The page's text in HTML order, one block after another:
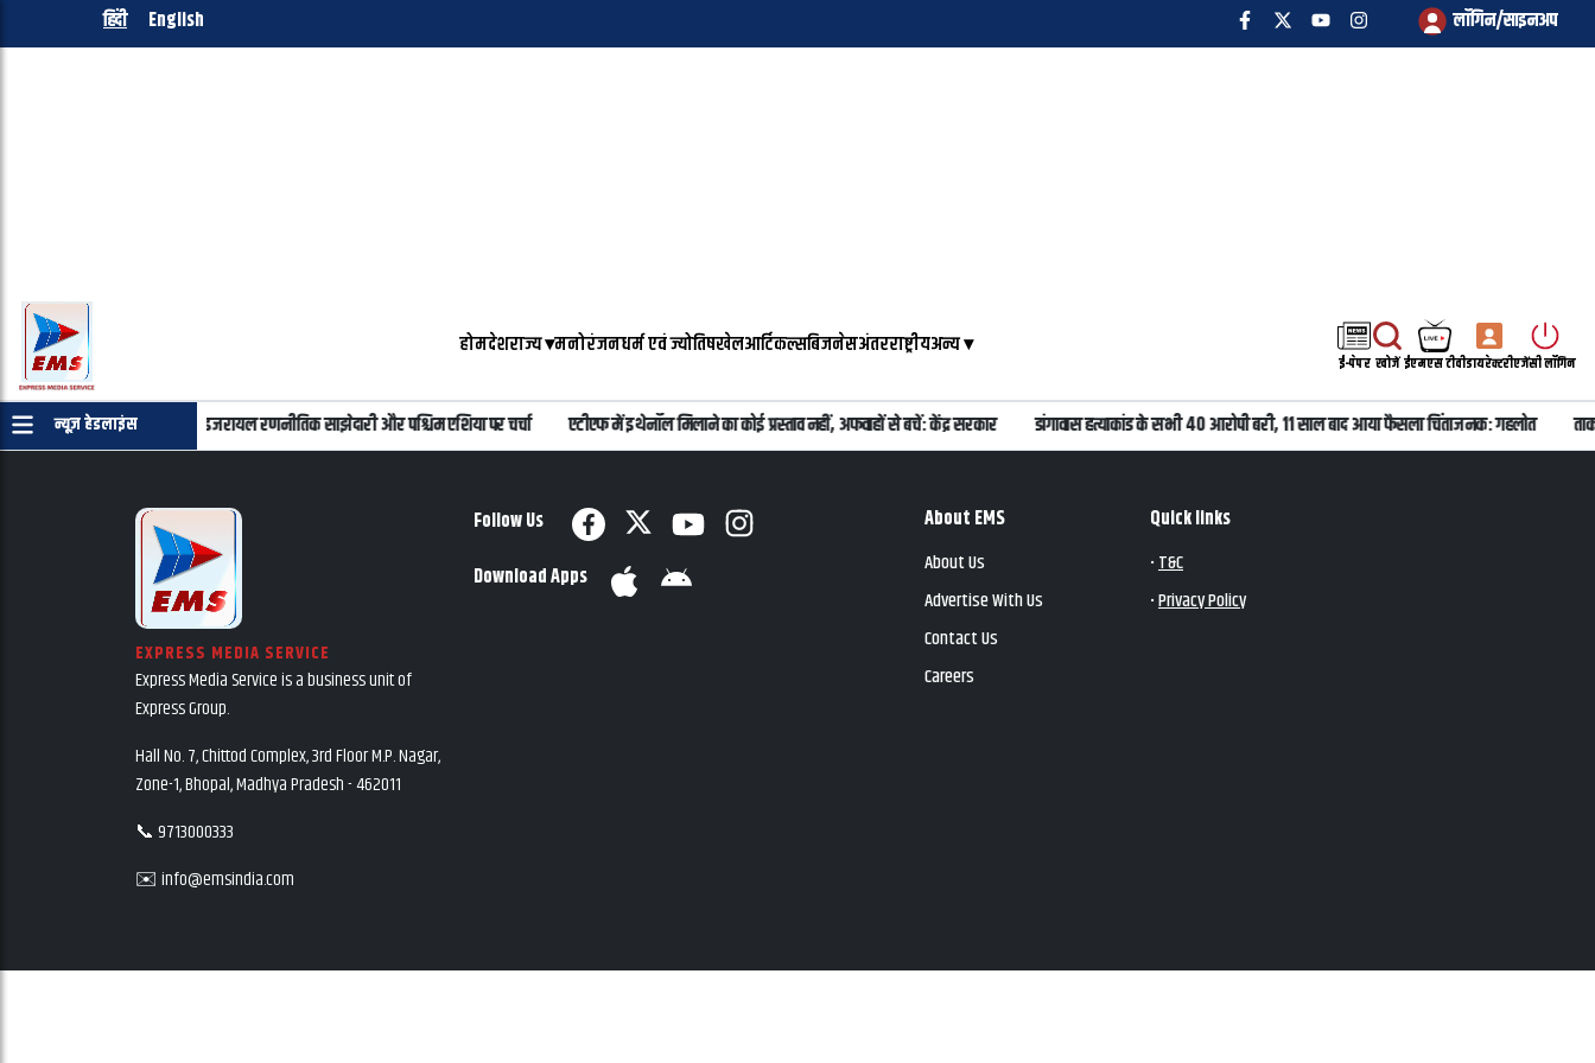
हिंदी English लॉगिन/साइनअप
होमदेशराज्य▾मनोरंजनधर्म एवं ज्योतिषखेलआर्टिकल्सबिजनेसअंतरराष्ट्रीयअन्य▾
ई-पेपर खोजें ईएमएस टीवीडायरेक्टरीएजेंसी लॉगिन
न्यूज़ हेडलाइंस
की फोन पर बातचीत, भारत-इजरायल रणनीतिक साझेदारी और पश्चिम एशिया पर चर्चा एटीएफ में इथेनॉल मिलाने का कोई प्रस्ताव नहीं, अफवाहों से बचें: केंद्र सरकार डांगावास हत्याकांड के सभी 40 आरोपी बरी, 11 साल बाद आया फैसला चिंताजनक: गहलोत
EXPRESS MEDIA SERVICE
Express Media Service is a business unit of
Express Group.
Hall No. 7, Chittod Complex, 3rd Floor M.P. Nagar,
Zone-1, Bhopal, Madhya Pradesh - 462011
📞 9713000333
✉️ info@emsindia.com
Follow Us
Download Apps
About EMS
About Us
Advertise With Us
Contact Us
Careers
Quick links
•T&C
•Privacy Policy